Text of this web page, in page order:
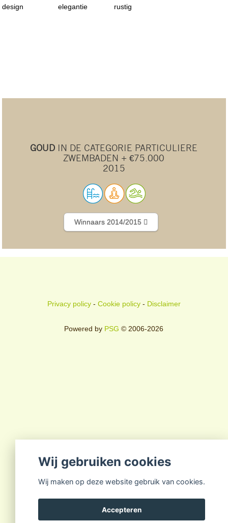
design
elegantie
rustig
GOUD IN DE CATEGORIE PARTICULIERE
ZWEMBADEN + €75.000
2015
Winnaars 2014/2015
Privacy policy- Cookie policy- Disclaimer
Powered by PSG © 2006-2026
Wij gebruiken cookies
Wij maken op deze website gebruik van cookies.
Accepteren